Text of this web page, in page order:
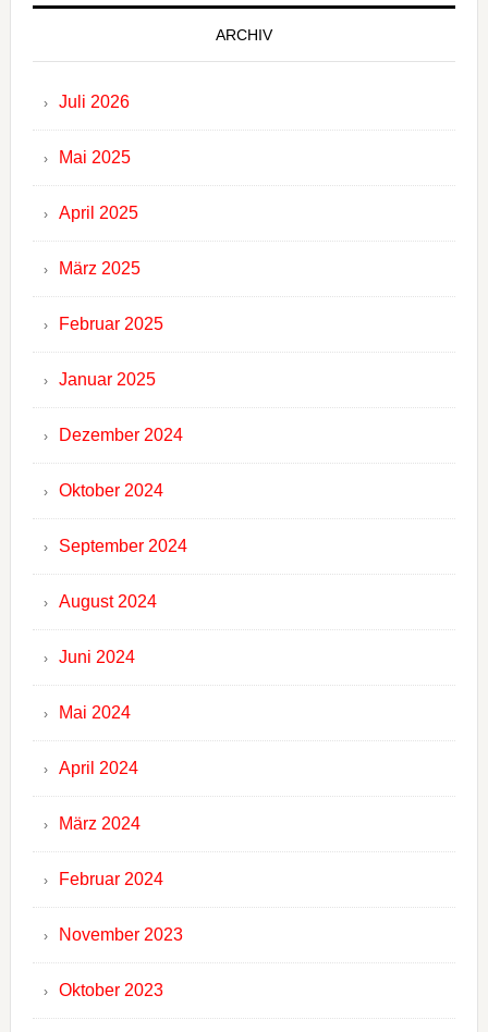
ARCHIV
Juli 2026
Mai 2025
April 2025
März 2025
Februar 2025
Januar 2025
Dezember 2024
Oktober 2024
September 2024
August 2024
Juni 2024
Mai 2024
April 2024
März 2024
Februar 2024
November 2023
Oktober 2023